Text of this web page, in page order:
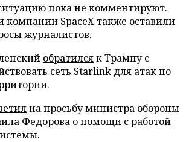
пока не комментируют.
компании SpaceX также оставили
журналистов.
обратилсяк Трампу с
сеть Starlink для атак по
на просьбу министра обороны
Федорова о помощи с работой